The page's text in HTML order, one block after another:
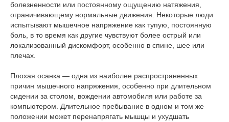
болезненности или постоянному ощущению натяжения,
ограничивающему нормальные движения. Некоторые люди
испытывают мышечное напряжение как тупую, постоянную
боль, в то время как другие чувствуют более острый или
локализованный дискомфорт, особенно в спине, шее или
плечах.
Плохая осанка — одна из наиболее распространенных
причин мышечного напряжения, особенно при длительном
сидении за столом, вождении автомобиля или работе за
компьютером. Длительное пребывание в одном и том же
положении может перенапрягать мышцы и ухудшать